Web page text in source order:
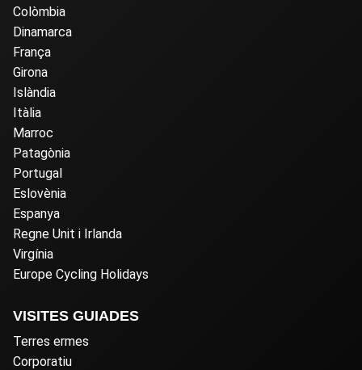
Colòmbia
Dinamarca
França
Girona
Islàndia
Itàlia
Marroc
Patagònia
Portugal
Eslovènia
Espanya
Regne Unit i Irlanda
Virgínia
Europe Cycling Holidays
VISITES GUIADES
Terres ermes
Corporatiu